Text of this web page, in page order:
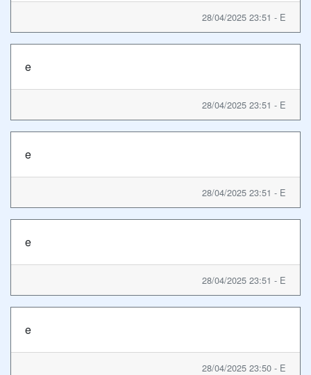
28/04/2025 23:51 - E
e
28/04/2025 23:51 - E
e
28/04/2025 23:51 - E
e
28/04/2025 23:51 - E
e
28/04/2025 23:50 - E